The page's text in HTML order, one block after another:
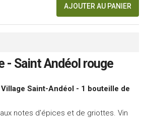
AJOUTER AU PANIER
- Saint Andéol rouge
Saint-Andéol - 1 bouteille de
notes d'épices et de griottes. Vin